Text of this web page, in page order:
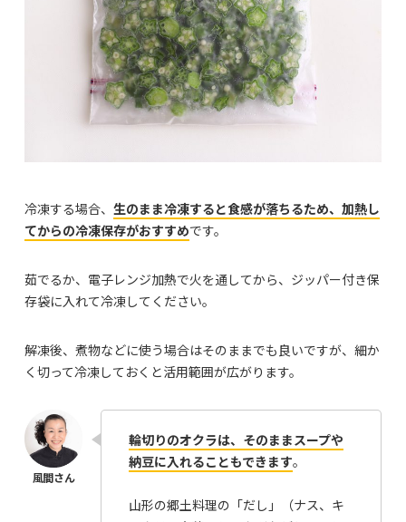
冷凍する場合、 生のまま冷凍すると食感が落ちるため、加熱し
てからの冷凍保存がおすすめです。
茹でるか、電子レンジ加熱で火を通してから、ジッパー付き保
存袋に入れて冷凍してください。
解凍後、煮物などに使う場合はそのままでも良いですが、細か
く切って冷凍しておくと活用範囲が広がります。
輪切りのオクラは、そのままスープや
納豆に入れることもできます。
山形の郷土料理の「だし」（ナス、キ